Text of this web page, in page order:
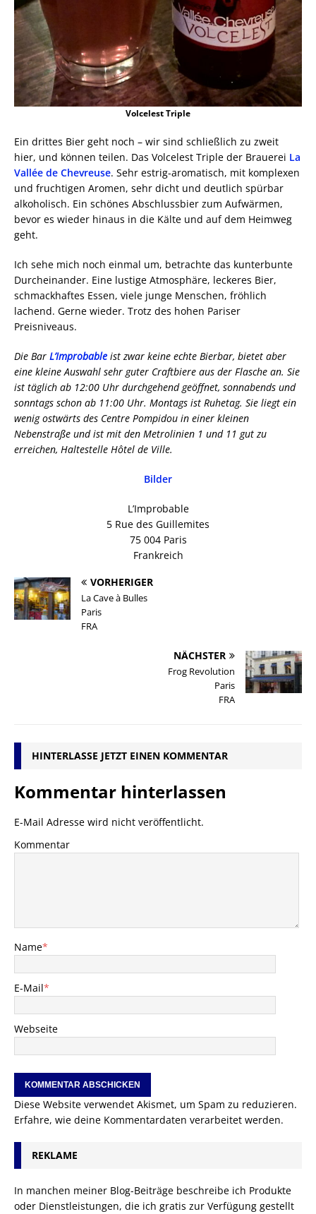
Volcelest Triple
Ein drittes Bier geht noch – wir sind schließlich zu zweit
hier, und können teilen. Das Volcelest Triple der Brauerei La
Vallée de Chevreuse. Sehr estrig-aromatisch, mit komplexen
und fruchtigen Aromen, sehr dicht und deutlich spürbar
alkoholisch. Ein schönes Abschlussbier zum Aufwärmen,
bevor es wieder hinaus in die Kälte und auf dem Heimweg
geht.
Ich sehe mich noch einmal um, betrachte das kunterbunte
Durcheinander. Eine lustige Atmosphäre, leckeres Bier,
schmackhaftes Essen, viele junge Menschen, fröhlich
lachend. Gerne wieder. Trotz des hohen Pariser
Preisniveaus.
Die Bar L’Improbable ist zwar keine echte Bierbar, bietet aber
eine kleine Auswahl sehr guter Craftbiere aus der Flasche an. Sie
ist täglich ab 12:00 Uhr durchgehend geöffnet, sonnabends und
sonntags schon ab 11:00 Uhr. Montags ist Ruhetag. Sie liegt ein
wenig ostwärts des Centre Pompidou in einer kleinen
Nebenstraße und ist mit den Metrolinien 1 und 11 gut zu
erreichen, Haltestelle Hôtel de Ville.
Bilder
L’Improbable
5 Rue des Guillemites
75 004 Paris
Frankreich
VORHERIGER
La Cave à Bulles
Paris
FRA
NÄCHSTER
Frog Revolution
Paris
FRA
HINTERLASSE JETZT EINEN KOMMENTAR
Kommentar hinterlassen
E-Mail Adresse wird nicht veröffentlicht.
Kommentar
Name*
E-Mail*
Webseite
Diese Website verwendet Akismet, um Spam zu reduzieren.
Erfahre, wie deine Kommentardaten verarbeitet werden.
REKLAME
In manchen meiner Blog-Beiträge beschreibe ich Produkte
oder Dienstleistungen, die ich gratis zur Verfügung gestellt